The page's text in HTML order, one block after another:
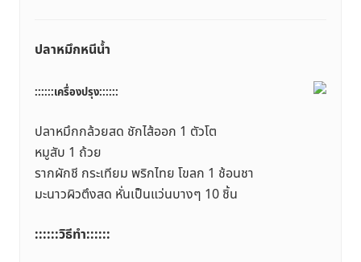
ปลาหมึกหนีน้ำ
::::::เครื่องปรุง::::::
ปลาหมึกกล้วยสด ชักไส้ออก 1 ตัวโต
หมูสับ 1 ถ้วย
รากผักชี กระเทียม พริกไทย โขลก 1 ช้อนชา
มะนาวผิวตึงสด หั่นเป็นแว่นบางๆ 10 ชิ้น
::::::วิธีทำ::::::